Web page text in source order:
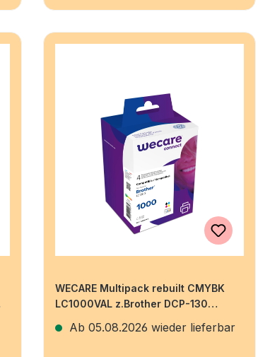
WECARE Multipack rebuilt CMYBK
LC1000VAL z.Brother DCP-130
Ab 05.08.2026 wieder lieferbar